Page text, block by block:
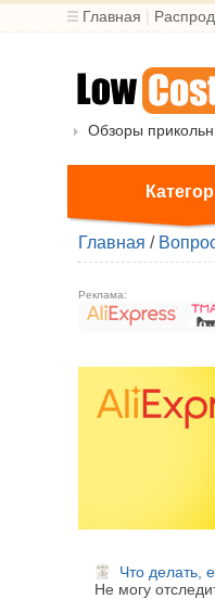
Главная |
Обзоры
Главная /
Реклама:
Что делать,
Не могу